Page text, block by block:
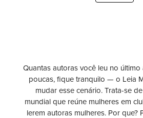
Quantas autoras você leu no último
poucas, fique tranquilo — o Leia
mudar esse cenário. Trata-se
mundial que reúne mulheres em
lerem autoras mulheres. Por que?